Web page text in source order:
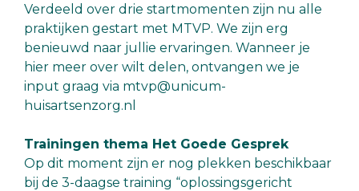
Verdeeld over drie startmomenten zijn nu alle
praktijken gestart met MTVP. We zijn erg
benieuwd naar jullie ervaringen. Wanneer je
hier meer over wilt delen, ontvangen we je
input graag via mtvp@unicum-
huisartsenzorg.nl
Trainingen thema Het Goede Gesprek
Op dit moment zijn er nog plekken beschikbaar
bij de 3-daagse training “oplossingsgericht